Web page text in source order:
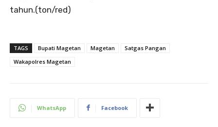
tahun.(ton/red)
TAGS Bupati Magetan Magetan
Satgas Pangan
Wakapolres Magetan
WhatsApp Facebook